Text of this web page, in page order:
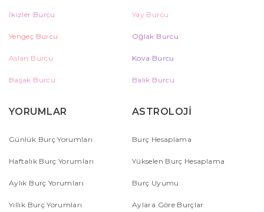
İkizler Burcu Yay Burcu
Yengeç Burcu Oğlak Burcu
Aslan Burcu Kova Burcu
Başak Burcu Balık Burcu
YORUMLAR
Günlük Burç Yorumları
Haftalık Burç Yorumları
Aylık Burç Yorumları
Yıllık Burç Yorumları
ASTROLOJİ
Burç Hesaplama
Yükselen Burç Hesaplama
Burç Uyumu
Aylara Göre Burçlar